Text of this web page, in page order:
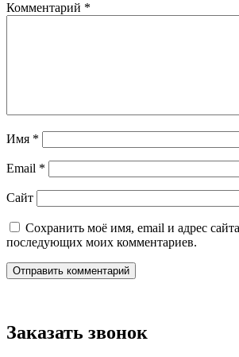
Комментарий *
Имя *
Email *
Сайт
Сохранить моё имя, email и адрес
последующих моих комментариев.
Заказать звонок